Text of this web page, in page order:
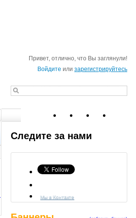
Привет, отлично, что Вы заглянули!
Войдите или зарегистрируйтесь
Следите за нами
Мы в Контакте